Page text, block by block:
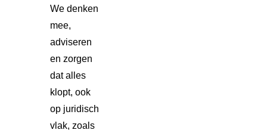
We denken
mee,
adviseren
en zorgen
dat alles
klopt, ook
op juridisch
vlak, zoals